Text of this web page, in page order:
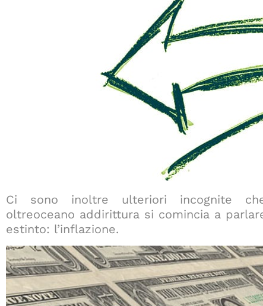
Ci sono inoltre ulteriori incognite
oltreoceano addirittura si comincia a
estinto: l’inflazione.